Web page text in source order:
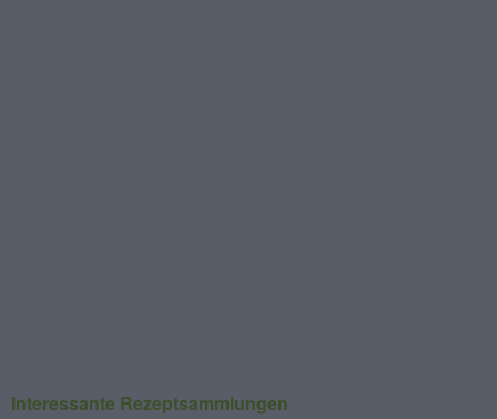
Interessante Rezeptsammlungen